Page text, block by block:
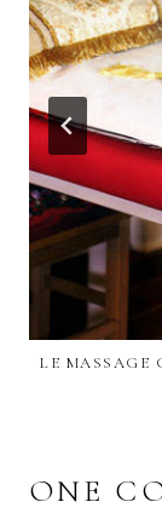
LE
ONE